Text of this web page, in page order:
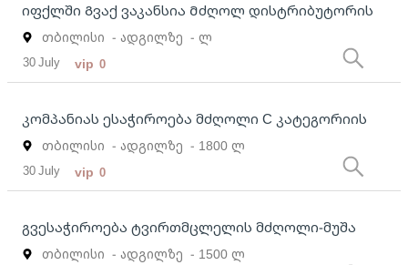
იფქლში Გვაქ ვაკანსია Მძღოლ დისტრიბუტორის
თბილისი - ადგილზე - ლ
30 July vip 0
კომპანიას ესაჭიროება მძღოლი C კატეგორიის
თბილისი - ადგილზე - 1800 ლ
30 July vip 0
გვესაჭიროება ტვირთმცლელის მძღოლი-მუშა
თბილისი - ადგილზე - 1500 ლ